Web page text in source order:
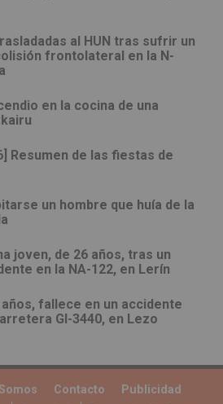
al HUN tras sufrir un
frontolateral en la N-
en la cocina de una
Resumen de las fiestas de
un hombre que huía de la
joven, de 26 años, tras un
en la NA-122, en Lerín
años, fallece en un accidente
GI-3440, en Lezo
Contacto
Publicidad